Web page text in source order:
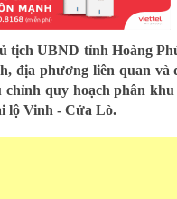
tịch UBND tỉnh Hoàng
địa phương liên quan
chỉnh quy hoạch phân
lộ Vinh - Cửa Lò.